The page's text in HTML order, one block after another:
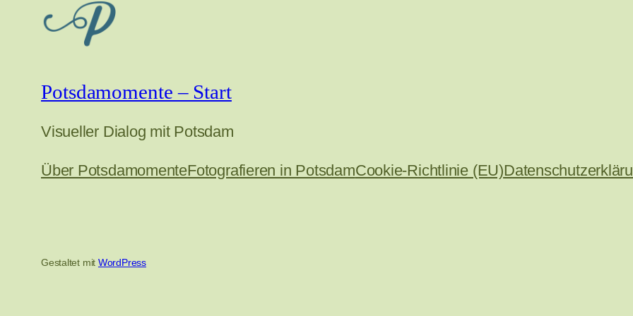
Potsdamomente – Start
Visueller Dialog mit Potsdam
Über PotsdamomenteFotografieren in PotsdamCookie-Richtlinie (EU)
Gestaltet mit WordPress